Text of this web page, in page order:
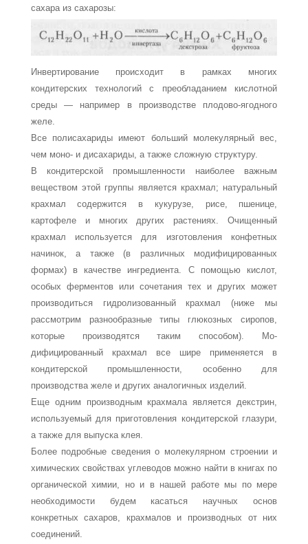
сахара из сахарозы:
Инвертирование происходит в рамках многих
кондитерских технологий с пре­обладанием кислотной
среды — например в производстве плодово-ягодного
желе.
Все полисахариды имеют больший молекулярный вес,
чем моно- и дисахариды, а также сложную структуру.
В кондитерской промышленности наиболее важным
веществом этой группы является крахмал; натуральный
крахмал содержится в кукурузе, рисе, пшенице,
картофеле и многих других растениях. Очищенный
крахмал используется для изго­товления конфетных
начинок, а также (в различных модифицированных
формах) в качестве ингредиента. С помощью кислот,
особых ферментов или сочетания тех и других может
производиться гидролизованный крахмал (ниже мы
рассмотрим раз­нообразные типы глюкозных сиропов,
которые производятся таким способом). Мо­
дифицированный крахмал все шире применяется в
кондитерской промышленно­сти, особенно для
производства желе и других аналогичных изделий.
Еще одним производным крахмала является декстрин,
используемый для при­готовления кондитерской глазури,
а также для выпуска клея.
Более подробные сведения о молекулярном строении и
химических свойствах углеводов можно найти в книгах по
органической химии, но и в нашей работе мы по мере
необходимости будем касаться научных основ
конкретных сахаров, крахмалов и производных от них
соединений.